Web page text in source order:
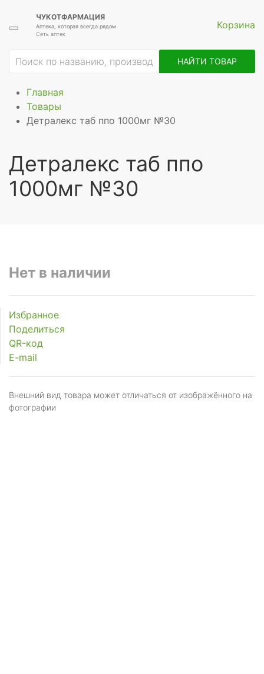
ЧУКОТФАРМАЦИЯ
Аптека, которая всегда рядом
Сеть аптек
Корзина
НАЙТИ ТОВАР
Главная
Товары
Детралекс таб ппо 1000мг №30
Детралекс таб ппо
1000мг №30
Нет в наличии
Избранное
Поделиться
QR-код
E-mail
Внешний вид товара может отличаться от изображённого на
фотографии